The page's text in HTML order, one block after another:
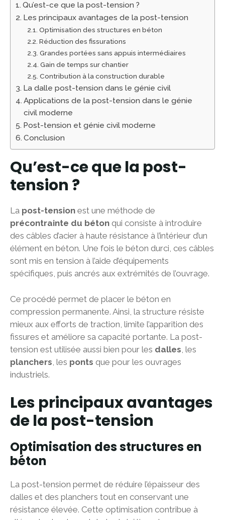
Qu’est-ce que la post-tension ?
Les principaux avantages de la post-tension
Optimisation des structures en béton
Réduction des fissurations
Grandes portées sans appuis intermédiaires
Gain de temps sur chantier
Contribution à la construction durable
La dalle post-tension dans le génie civil
Applications de la post-tension dans le génie
civil moderne
Post-tension et génie civil moderne
Conclusion
Qu’est-ce que la post-
tension ?
La post-tension est une méthode de
précontrainte du béton qui consiste à introduire
des câbles d’acier à haute résistance à l’intérieur d’un
élément en béton. Une fois le béton durci, ces câbles
sont mis en tension à l’aide d’équipements
spécifiques, puis ancrés aux extrémités de l’ouvrage.
Ce procédé permet de placer le béton en
compression permanente. Ainsi, la structure résiste
mieux aux efforts de traction, limite l’apparition des
fissures et améliore sa capacité portante. La post-
tension est utilisée aussi bien pour les dalles , les
planchers , les ponts que pour les ouvrages
industriels.
Les principaux avantages
de la post-tension
Optimisation des structures en
béton
La post-tension permet de réduire l’épaisseur des
dalles et des planchers tout en conservant une
résistance élevée. Cette optimisation contribue à